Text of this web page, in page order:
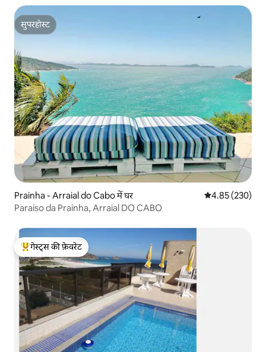
सुपरहोस्ट
सुपरहोस्ट
Prainha - Arraial do Cabo में घर औसत रेटिंग 5 में से
4.85 (230)
Paraiso da Prainha, Arraial DO CABO
गेस्ट्स का टॉप फ़ेवरेट
गेस्ट्स की फ़ेवरेट